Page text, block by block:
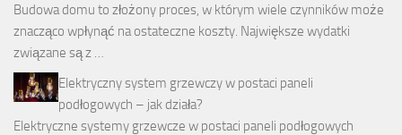
Budowa domu to złożony proces, w którym wiele czynników może
znacząco wpłynąć na ostateczne koszty. Największe wydatki
związane są z …
Elektryczny system grzewczy w postaci paneli
podłogowych – jak działa?
Elektryczne systemy grzewcze w postaci paneli podłogowych